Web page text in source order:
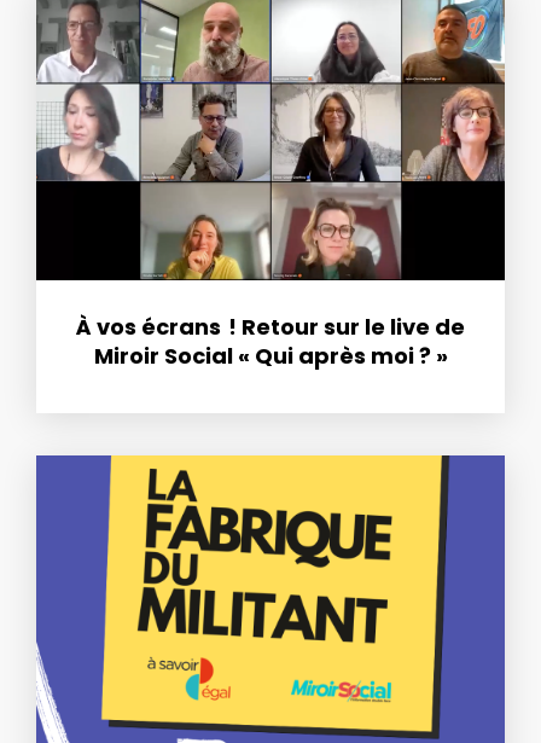
À vos écrans ! Retour sur le live de
Miroir Social « Qui après moi ? »